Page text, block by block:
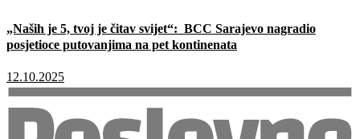
„Naših je 5, tvoj je čitav svijet“: BCC Sarajevo nagradio
posjetioce putovanjima na pet kontinenata
12.10.2025